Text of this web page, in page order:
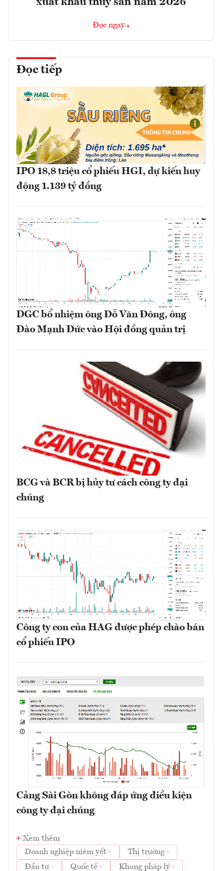
Đọc ngay
Đọc tiếp
IPO 18,8 triệu cổ phiếu HGI, dự kiến huy
động 1.139 tỷ đồng
DGC bổ nhiệm ông Đỗ Văn Đông, ông
Đào Mạnh Đức vào Hội đồng quản trị
BCG và BCR bị hủy tư cách công ty đại
chúng
Công ty con của HAG được phép chào bán
cổ phiếu IPO
Cảng Sài Gòn không đáp ứng điều kiện
công ty đại chúng
Xem thêm
Doanh nghiệp niêm yết
Thị trường
Đầu tư
Quốc tế Khung pháp lý